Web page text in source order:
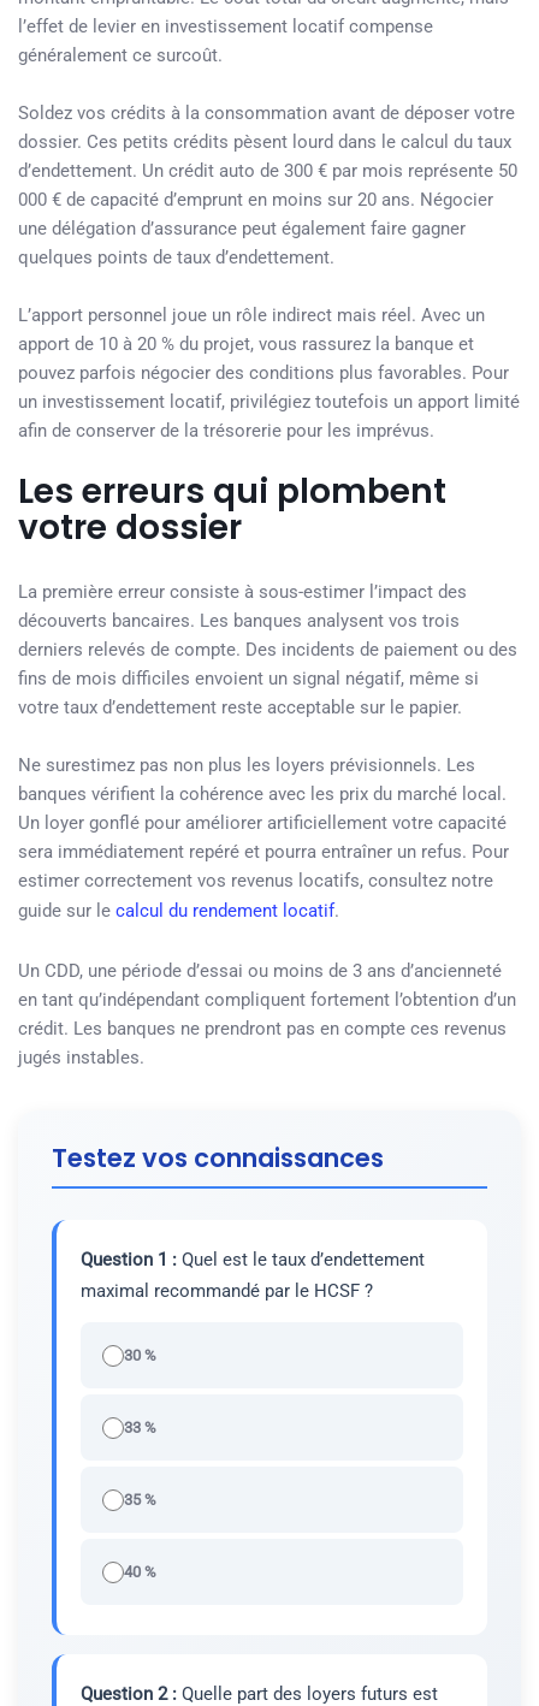
l’effet de levier en investissement locatif compense
généralement ce surcoût.
Soldez vos crédits à la consommation avant de déposer votre
dossier. Ces petits crédits pèsent lourd dans le calcul du taux
d’endettement. Un crédit auto de 300 € par mois représente 50
000 € de capacité d’emprunt en moins sur 20 ans. Négocier
une délégation d’assurance peut également faire gagner
quelques points de taux d’endettement.
L’apport personnel joue un rôle indirect mais réel. Avec un
apport de 10 à 20 % du projet, vous rassurez la banque et
pouvez parfois négocier des conditions plus favorables. Pour
un investissement locatif, privilégiez toutefois un apport limité
afin de conserver de la trésorerie pour les imprévus.
Les erreurs qui plombent
votre dossier
La première erreur consiste à sous-estimer l’impact des
découverts bancaires. Les banques analysent vos trois
derniers relevés de compte. Des incidents de paiement ou des
fins de mois difficiles envoient un signal négatif, même si
votre taux d’endettement reste acceptable sur le papier.
Ne surestimez pas non plus les loyers prévisionnels. Les
banques vérifient la cohérence avec les prix du marché local.
Un loyer gonflé pour améliorer artificiellement votre capacité
sera immédiatement repéré et pourra entraîner un refus. Pour
estimer correctement vos revenus locatifs, consultez notre
guide sur le calcul du rendement locatif.
Un CDD, une période d’essai ou moins de 3 ans d’ancienneté
en tant qu’indépendant compliquent fortement l’obtention d’un
crédit. Les banques ne prendront pas en compte ces revenus
jugés instables.
Testez vos connaissances
Question 1 : Quel est le taux d’endettement
maximal recommandé par le HCSF ?
30 %
33 %
35 %
40 %
Question 2 : Quelle part des loyers futurs est